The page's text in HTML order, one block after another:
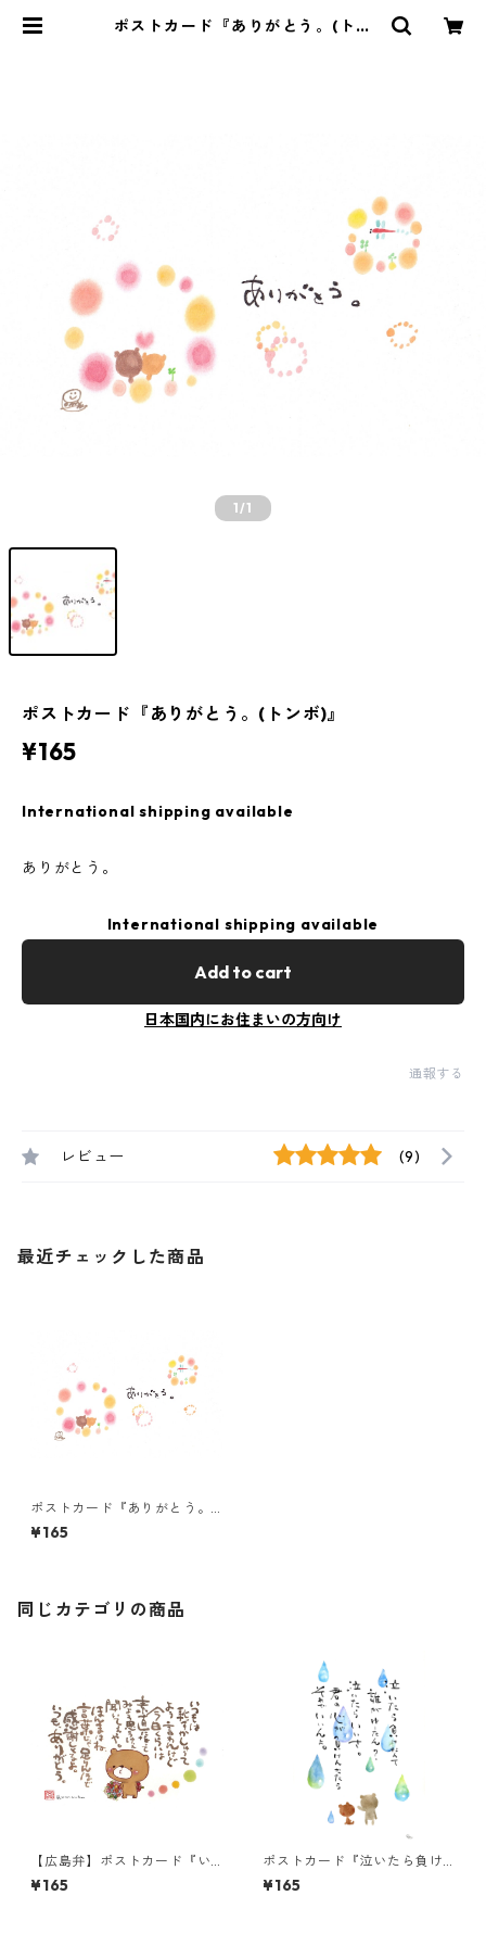
ポストカード『ありがとう。(トン
1/1
ポストカード『ありがとう。(トンボ)』
¥165
International shipping available
ありがとう。
International shipping available
Add to cart
日本国内にお住まいの方向け
通報する
レビュー (9)
最近チェックした商品
ポストカード『ありがとう。
(トンボ)』
¥165
同じカテゴリの商品
【広島弁】ポストカード『い
つもは恥ずかしゅーて』
¥165
ポストカード『泣いたら負け
なんて・・・』
¥165